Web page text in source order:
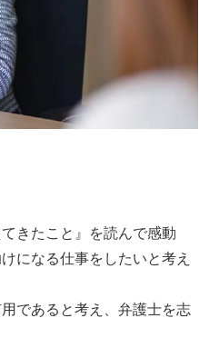
きたこと』を読んで感動
になる仕事をしたいと考え
であると考え、弁護士を志